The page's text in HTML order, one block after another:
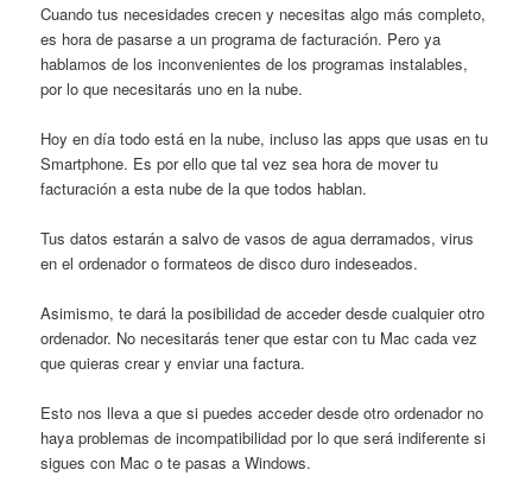
Cuando tus necesidades crecen y necesitas algo más completo,
es hora de pasarse a un programa de facturación. Pero ya
hablamos de los inconvenientes de los programas instalables,
por lo que necesitarás uno en la nube.
Hoy en día todo está en la nube, incluso las apps que usas en tu
Smartphone. Es por ello que tal vez sea hora de mover tu
facturación a esta nube de la que todos hablan.
Tus datos estarán a salvo de vasos de agua derramados, virus
en el ordenador o formateos de disco duro indeseados.
Asimismo, te dará la posibilidad de acceder desde cualquier otro
ordenador. No necesitarás tener que estar con tu Mac cada vez
que quieras crear y enviar una factura.
Esto nos lleva a que si puedes acceder desde otro ordenador no
haya problemas de incompatibilidad por lo que será indiferente si
sigues con Mac o te pasas a Windows.